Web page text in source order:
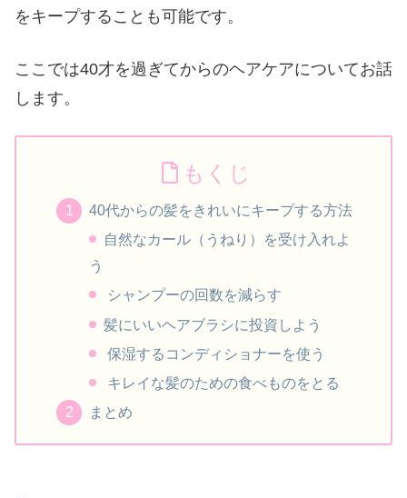
をキープすることも可能です。
ここでは40才を過ぎてからのヘアケアについてお話
します。
もくじ
40代からの髪をきれいにキープする方法
自然なカール（うねり）を受け入れよ
う
シャンプーの回数を減らす
髪にいいヘアブラシに投資しよう
保湿するコンディショナーを使う
キレイな髪のための食べものをとる
まとめ